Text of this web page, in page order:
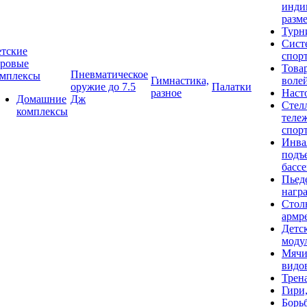
Домашние
комплексы
Пневматическое
оружие до 7.5
Дж
Гимнастика,
разное
Палатки